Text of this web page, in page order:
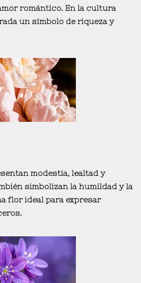
romántico. En la cultura
un símbolo de riqueza y
modestia, lealtad y
simbolizan la humildad y la
flor ideal para expresar